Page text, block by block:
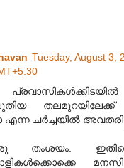
Tuesday, August 3,
തലമുറയിലേക്ക്
ചർച്ചയിൽ
തംശയം.